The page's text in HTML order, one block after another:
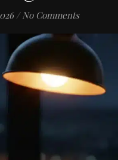
/ No Comments